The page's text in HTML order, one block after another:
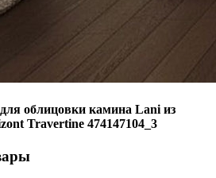
облицовки камина Lani из
Travertine 474147104_3